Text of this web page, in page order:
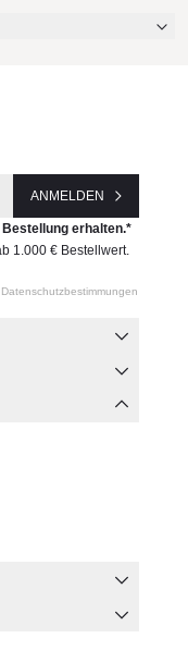
ANMELDEN
erhalten.*
1.000 € Bestellwert.